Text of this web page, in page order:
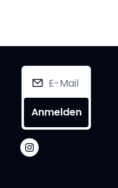
Anmelden